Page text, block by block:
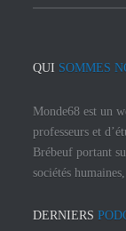
QUI SOMMES
Monde68 est un
professeurs et
Brébeuf portant
sociétés
DERNIERS